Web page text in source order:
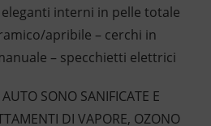
interni in pelle totale
apribile – cerchi in
– specchietti elettrici
SONO SANIFICATE E
DI VAPORE, OZONO